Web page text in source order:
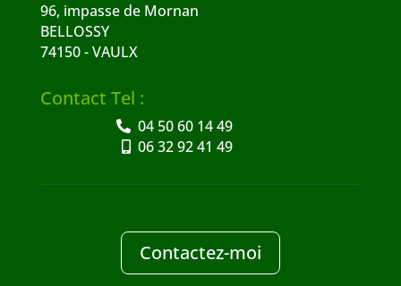
96, impasse de Mornan
BELLOSSY
74150 - VAULX
Contact Tel :
04 50 60 14 49
06 32 92 41 49
Contactez-moi